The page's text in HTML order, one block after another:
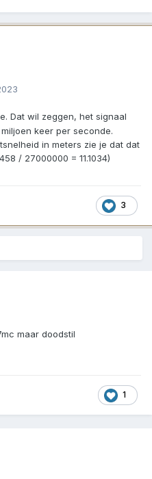
Dat wil zeggen, het signaal
keer per seconde.
in meters zie je dat dat
/ 27000000 = 11.1034)
3
maar doodstil
1